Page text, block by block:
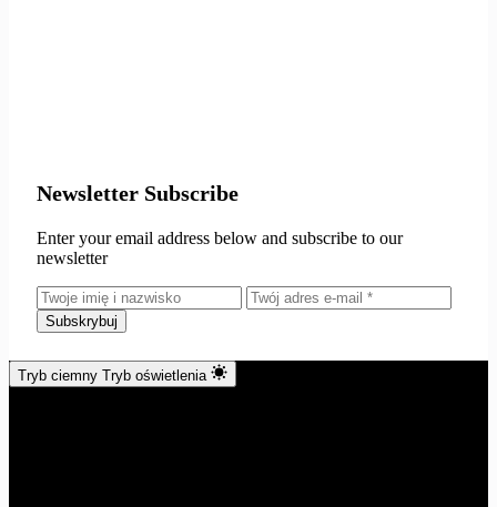
Newsletter Subscribe
Enter your email address below and subscribe to our
newsletter
Subskrybuj
Tryb ciemny Tryb oświetlenia